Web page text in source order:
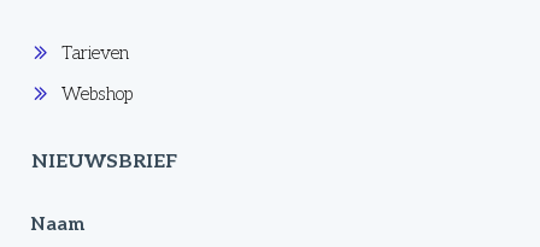
Tarieven
Webshop
NIEUWSBRIEF
Naam